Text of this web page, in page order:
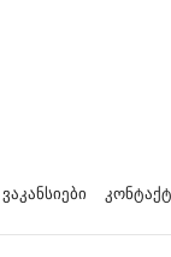
ვაკანსიები